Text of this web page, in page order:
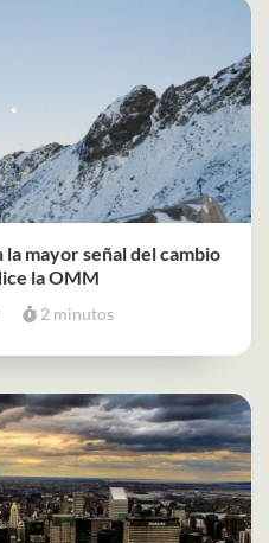
la mayor señal del cambio
la OMM
2 minutos